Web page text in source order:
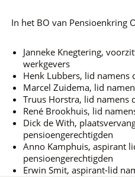
In het BO van Pensioenkring
Janneke Knegtering,
werkgevers
Henk Lubbers, lid namens
Marcel Zuidema, lid
Truus Horstra, lid namens
René Brookhuis, lid
Dick de With,
pensioengerechtigden
Anno Kamphuis, aspirant
pensioengerechtigden
Erwin Smit, aspirant-lid